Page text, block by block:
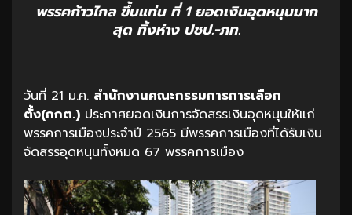
พรรคก้าวไกล ขึ้นแท่น ที่ 1 ยอดเงินอุดหนุนมาก
สุด ทิ้งห่าง ปชป.-ภท.
วันที่ 21 ม.ค. สำนักงานคณะกรรมการการเลือก
ตั้ง(กกต.) ประกาศยอดเงินการจัดสรรเงินอุดหนุนให้แก่
พรรคการเมืองประจำปี 2565 มีพรรคการเมืองที่ได้รับเงิน
จัดสรรอุดหนุนทั้งหมด 67 พรรคการเมือง